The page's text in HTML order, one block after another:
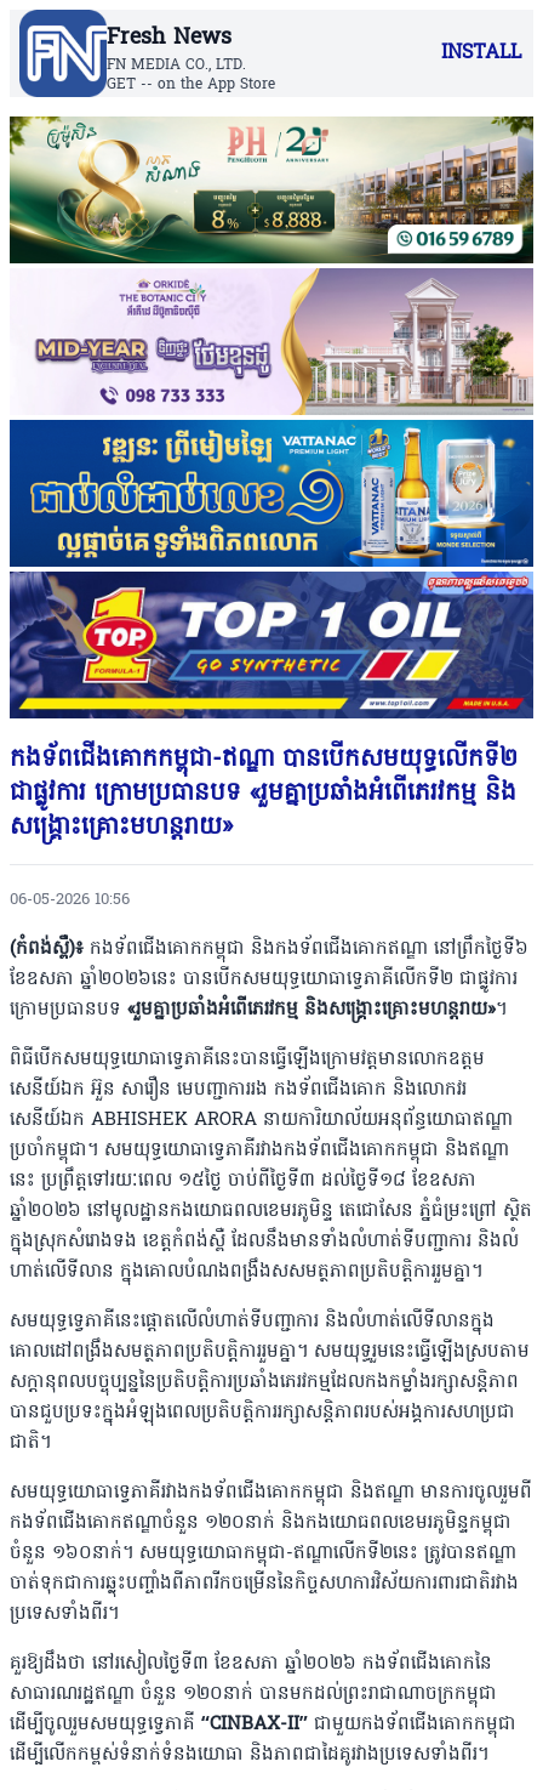
Fresh News
FN MEDIA CO., LTD.
GET -- on the App Store
INSTALL
កងទ័ពជើងគោកកម្ពុជា-ឥណ្ឌា បានបើកសមយុទ្ធលើកទី២
ជាផ្លូវការ ក្រោមប្រធានបទ «រួមគ្នាប្រឆាំងអំពើភេរវកម្ម និង
សង្គ្រោះគ្រោះមហន្តរាយ»
06-05-2026 10:56
(កំពង់ស្ពឺ)៖ កងទ័ពជើងគោកកម្ពុជា និងកងទ័ពជើងគោកឥណ្ឌា នៅព្រឹកថ្ងៃទី៦
ខែឧសភា ឆ្នាំ២០២៦នេះ បានបើកសមយុទ្ធយោធាទ្វេភាគីលើកទី២ ជាផ្លូវការ
ក្រោមប្រធានបទ «រួមគ្នាប្រឆាំងអំពើភេរវកម្ម និងសង្គ្រោះគ្រោះមហន្តរាយ»។
ពិធីបើកសមយុទ្ធយោធាទ្វេភាគីនេះបានធ្វើឡើងក្រោមវត្តមានលោកឧត្តម
សេនីយ៍ឯក អ៊ួន សារឿន មេបញ្ជាការរង កងទ័ពជើងគោក និងលោកវរ
សេនីយ៍ឯក ABHISHEK ARORA នាយការិយាល័យអនុព័ន្ធយោធាឥណ្ឌា
ប្រចាំកម្ពុជា។ សមយុទ្ធយោធាទ្វេភាគីរវាងកងទ័ពជើងគោកកម្ពុជា និងឥណ្ឌា
នេះ ប្រព្រឹត្តទៅរយៈពេល ១៥ថ្ងៃ ចាប់ពីថ្ងៃទី៣ ដល់ថ្ងៃទី១៨ ខែឧសភា
ឆ្នាំ២០២៦ នៅមូលដ្ឋានកងយោធពលខេមរភូមិន្ទ តេជោសែន ភ្នំធំម្រះព្រៅ ស្ថិត
ក្នុងស្រុកសំរោងទង ខេត្តកំពង់ស្ពឺ ដែលនឹងមានទាំងលំហាត់ទីបញ្ជាការ និងលំ
ហាត់លើទីលាន ក្នុងគោលបំណងពង្រឹងសសមត្ថភាពប្រតិបត្តិការរួមគ្នា។
សមយុទ្ធទ្វេភាគីនេះផ្តោតលើលំហាត់ទីបញ្ជាការ និងលំហាត់លើទីលានក្នុង
គោលដៅពង្រឹងសមត្ថភាពប្រតិបត្តិការរួមគ្នា។ សមយុទ្ធរួមនេះធ្វើឡើងស្របតាម
សក្ដានុពលបច្ចុប្បន្ននៃប្រតិបត្តិការប្រឆាំងភេរវកម្មដែលកងកម្លាំងរក្សាសន្តិភាព
បានជួបប្រទះក្នុងអំឡុងពេលប្រតិបត្តិការរក្សាសន្តិភាពរបស់អង្គការសហប្រជា
ជាតិ។
សមយុទ្ធយោធាទ្វេភាគីរវាងកងទ័ពជើងគោកកម្ពុជា និងឥណ្ឌា មានការចូលរួមពី
កងទ័ពជើងគោកឥណ្ឌាចំនួន ១២០នាក់ និងកងយោធពលខេមរភូមិន្ទកម្ពុជា
ចំនួន ១៦០នាក់។ សមយុទ្ធយោធាកម្ពុជា-ឥណ្ឌាលើកទី២នេះ ត្រូវបានឥណ្ឌា
ចាត់ទុកជាការឆ្លុះបញ្ចាំងពីភាពរីកចម្រើននៃកិច្ចសហការវិស័យការពារជាតិរវាង
ប្រទេសទាំងពីរ។
គួរឱ្យដឹងថា នៅរសៀលថ្ងៃទី៣ ខែឧសភា ឆ្នាំ២០២៦ កងទ័ពជើងគោកនៃ
សាធារណរដ្ឋឥណ្ឌា ចំនួន ១២០នាក់ បានមកដល់ព្រះរាជាណាចក្រកម្ពុជា
ដើម្បីចូលរួមសមយុទ្ធទ្វេភាគី “CINBAX-II” ជាមួយកងទ័ពជើងគោកកម្ពុជា
ដើម្បីលើកកម្ពស់ទំនាក់ទំនងយោធា និងភាពជាដៃគូរវាងប្រទេសទាំងពីរ។